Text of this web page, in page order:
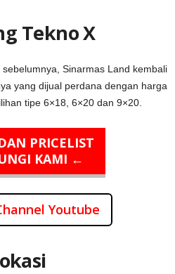
Tekno X
Sinarmas Land kembali
yang dijual perdana dengan harga
tipe 6×18, 6×20 dan 9×20.
PRICELIST
KAMI ←
Youtube